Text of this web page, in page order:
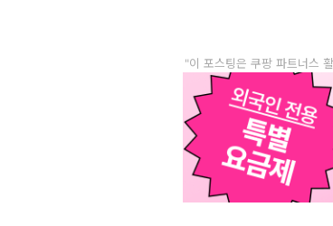
"이 포스팅은 쿠팡 파트너스